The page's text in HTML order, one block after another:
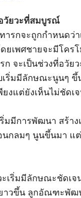
วัยวะที่สมบูรณ์
รกจะถูกกำหนดว่
ยเพศชายจะมีโคร
จะเป็นช่วงที่อวัย
ริ่มมีลักษณะนูนๆ ขึ้
ยงแต่ยังเห็นไม่ชัดเ
มมีการพัฒนา สร้า
กลมๆ นูนขึ้นมา แ
เริ่มมีลักษณะชัดเ
ยาวขึ้น ลูกอัณฑะพั